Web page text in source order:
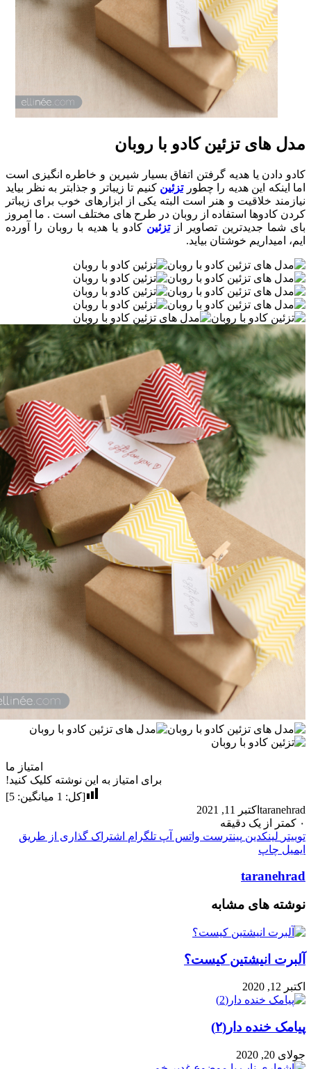
های تزئین کادو با روبان
دادن یا هدیه گرفتن اتفاق بسیار شیرین و خاطره انگیزی است
اینکه این هدیه را چطورتزئینکنیم تا زیباتر و جذابتر به نظر بیاید
خلاقیت و هنر است البته یکی از ابزارهای خوب برای زیباتر
کادوها استفاده از روبان در طرح های مختلف است . ما امروز
شما جدیدترین تصاویر از
تزئینکادو یا هدیه با روبان را آورده
امیداریم خوشتان بیاید.
امتیاز ما
برای امتیاز به این نوشته کلیک کنید!
[کل: 1میانگین:5
]
اکتبر 11, 2021
کمتر از یک دقیقه
لینکدین پینترست واتس آپ تلگرام اشتراک گذاری از طریق
چاپ
های مشابه
انیشتین کیست؟
12, 2020
خنده دار(۲)
20, 2020